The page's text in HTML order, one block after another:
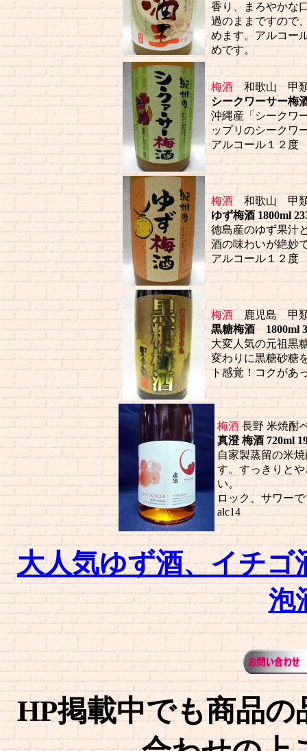
香り、まろやかな
過のままですので
めます。アルコー
めです。
梅酒 和歌山 甲
シークワーサー梅
沖縄産「シークワ
ップリのシークワ
アルコール１２度
梅酒 和歌山 甲
ゆず梅酒 1800ml
徳島産のゆず果汁
酒の味わいが絶妙
アルコール１２度
梅酒 鹿児島 甲
黒糖梅酒 1800ml
大変人気の元祖黒
変わりに黒糖砂糖
ト感覚！コクがあ
梅酒 長野 米焼酎
真澄 梅酒 720ml
自家製蒸留の米
す。すっきりと
い。
ロック、サワー
alc14
大人気ゆず酒、イチ
泡
HP掲載中でも商品